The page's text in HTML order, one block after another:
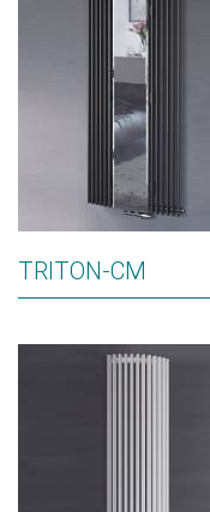
TRITON-CM